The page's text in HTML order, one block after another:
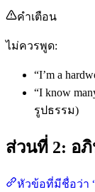
คำเตือน
ไม่ควรพูด:
“I’m a
“I know
รูปธรรม)
ส่วนที่ 2: อ
หัวข้อที่มีชื่อว่า